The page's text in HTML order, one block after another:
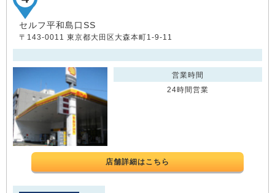
セルフ平和島口SS
〒143-0011 東京都大田区大森本町1-9-11
営業時間
24時間営業
店舗詳細はこちら